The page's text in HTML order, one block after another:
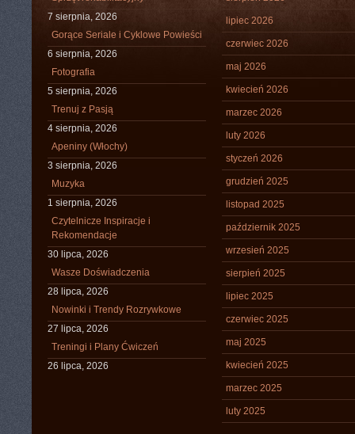
7 sierpnia, 2026
Gorące Seriale i Cyklowe Powieści
6 sierpnia, 2026
Fotografia
5 sierpnia, 2026
Trenuj z Pasją
4 sierpnia, 2026
Apeniny (Włochy)
3 sierpnia, 2026
Muzyka
1 sierpnia, 2026
Czytelnicze Inspiracje i
Rekomendacje
30 lipca, 2026
Wasze Doświadczenia
28 lipca, 2026
Nowinki i Trendy Rozrywkowe
27 lipca, 2026
Treningi i Plany Ćwiczeń
26 lipca, 2026
lipiec 2026
czerwiec 2026
maj 2026
kwiecień 2026
marzec 2026
luty 2026
styczeń 2026
grudzień 2025
listopad 2025
październik 2025
wrzesień 2025
sierpień 2025
lipiec 2025
czerwiec 2025
maj 2025
kwiecień 2025
marzec 2025
luty 2025